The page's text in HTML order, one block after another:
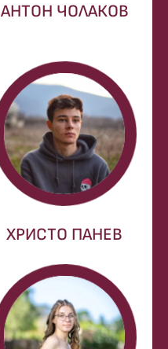
АНТОН ЧОЛАКОВ
ХРИСТО ПАНЕВ